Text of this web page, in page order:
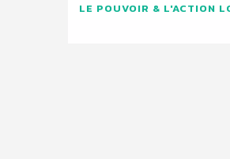
LE POUVOIR & L'ACTION